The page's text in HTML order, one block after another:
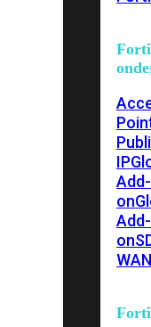
IP
Add-
on
Add-
on
WAN